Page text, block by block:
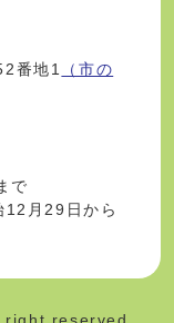
番地1
（市の
で
12月29日から